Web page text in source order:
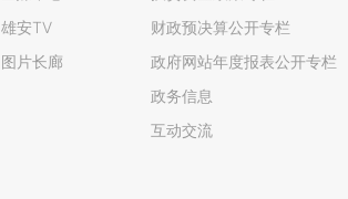
雄安TV
图片长廊
财政预决算公开专栏
政府网站年度报表公开专栏
政务信息
互动交流